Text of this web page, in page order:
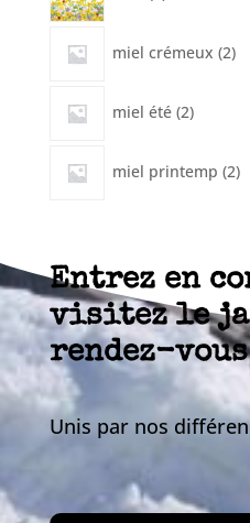
miel crémeux 2
miel été 2
produits
miel printemp 2
Entrez en
visitez le
rendez-
Unis par nos